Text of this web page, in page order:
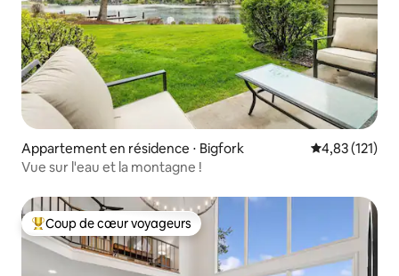
Appartement en résidence ⋅ Bigfork Évaluation
4,83 (121)
Vue sur l'eau et la montagne !
Coups de cœur voyageurs les plus appréciés
Coup de cœur voyageurs